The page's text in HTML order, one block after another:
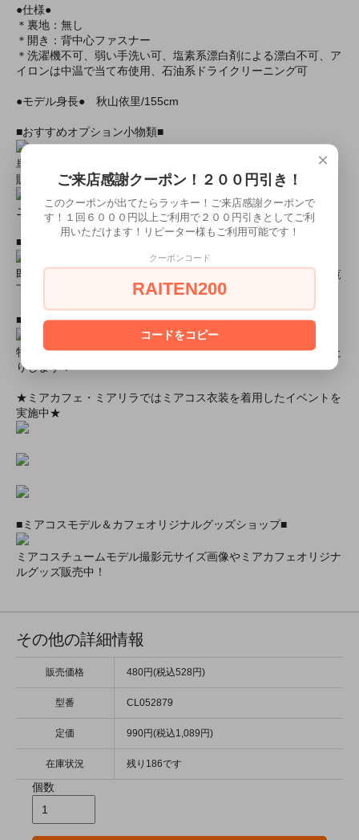
●仕様●
＊裏地：無し
＊開き：背中心ファスナー
＊洗濯機不可、弱い手洗い可、塩素系漂白剤による漂白不可、ア
イロンは中温で当て布使用、石油系ドライクリーニング可
●モデル身長● 秋山依里/155cm
■おすすめオプション小物類■
単品カチューシャやネコ耳などの小物類（1000円程度より多数
販売中）
ニーハイソックス、タイツなど（500円より多数販売中！）
■すぐに商品が欲しい！！という方■
即日配達商品一覧がございますので、よろしければそちらをご覧
下さいませ。
■とにかく安くて高品質な商品が欲しい！という方■
特別割引商品を掲載しています！最大８０％引きの商品もあった
りします！
★ミアカフェ・ミアリラではミアコス衣装を着用したイベントを
実施中★
■ミアコスモデル＆カフェオリジナルグッズショップ■
ミアコスチュームモデル撮影元サイズ画像やミアカフェオリジナ
ルグッズ販売中！
その他の詳細情報
販売価格 480円(税込528円)
型番 CL052879
定価 990円(税込1,089円)
在庫状況 残り186です
個数
×
ご来店感謝クーポン！２００円引き！
このクーポンが出てたらラッキー！ご来店感謝クーポンで
す！１回６０００円以上ご利用で２００円引きとしてご利
用いただけます！リピーター様もご利用可能です！
クーポンコード
RAITEN200
コードをコピー